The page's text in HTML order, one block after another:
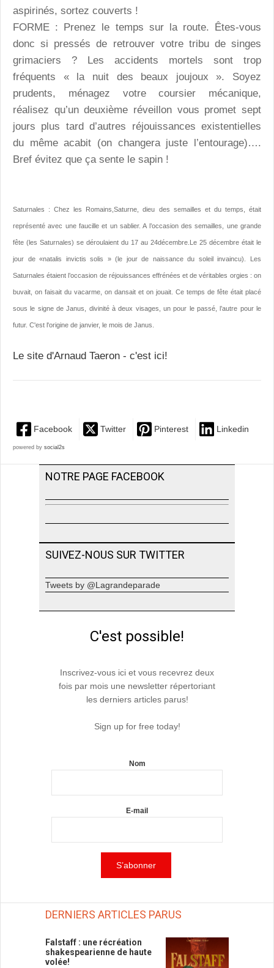
aspirinés, sortez couverts !
FORME : Prenez le temps sur la route. Êtes-vous
donc si pressés de retrouver votre tribu de singes
grimaciers ? Les accidents mortels sont trop
fréquents « la nuit des beaux joujoux ». Soyez
prudents, ménagez votre coursier mécanique,
réalisez qu’un deuxième réveillon vous promet sept
jours plus tard d’autres réjouissances existentielles
du même acabit (on changera juste l’entourage)….
Bref évitez que ça sente le sapin !
Saturnales : Chez les Romains,Saturne, dieu des semailles et du temps, était
représenté avec une faucille et un sablier. A l’occasion des semailles, une grande
fête (les Saturnales) se déroulaient du 17 au 24décembre.Le 25 décembre était le
jour de «natalis invictis solis » (le jour de naissance du soleil invaincu). Les
Saturnales étaient l’occasion de réjouissances effrénées et de véritables orgies : on
buvait, on faisait du vacarme, on dansait et on jouait. Ce temps de fête était placé
sous le signe de Janus, divinité à deux visages, un pour le passé, l’autre pour le
futur. C'est l'origine de janvier, le mois de Janus.
Le site d'Arnaud Taeron - c'est ici!
Facebook Twitter Pinterest Linkedin
powered by social2s
NOTRE PAGE FACEBOOK
SUIVEZ-NOUS SUR TWITTER
Tweets by @Lagrandeparade
C'est possible!
Inscrivez-vous ici et vous recevrez deux
fois par mois une newsletter répertoriant
les derniers articles parus!
Sign up for free today!
Nom
E-mail
DERNIERS ARTICLES PARUS
Falstaff : une récréation
shakespearienne de haute
volée!